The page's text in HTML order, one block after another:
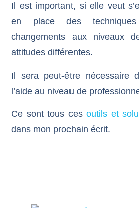
Il est important, si elle veut
en place des
changements aux niveaux
attitudes différentes.
Il sera peut-être nécessaire
l’aide au niveau de
Ce sont tous cesoutils et
dans mon prochain écrit.